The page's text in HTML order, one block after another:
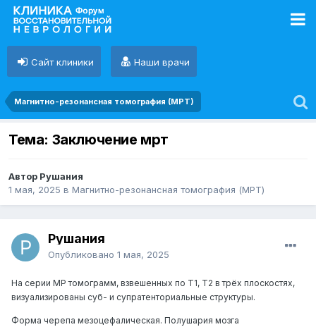
Сайт клиники Наши врачи
Магнитно-резонансная томография (МРТ)
Тема: Заключение мрт
Автор Рушания
1 мая, 2025 в Магнитно-резонансная томография (МРТ)
Рушания
Опубликовано 1 мая, 2025
На серии МР томограмм, взвешенных по Т1, Т2 в трёх плоскостях,
визуализированы суб- и супратенториальные структуры.
Форма черепа мезоцефалическая. Полушария мозга